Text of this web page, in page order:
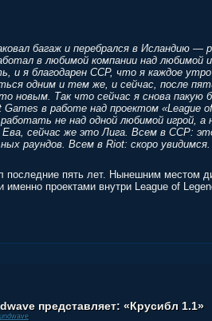
багаж и перебрался в Исландию
в любимой компании над любимой
и я благодарен CCP, что я каждое
одним и тем же, и сейчас, после
новым. Так что сейчас я снова пакую
Games в работе над проектом «League
не над одной любимой игрой, а
сейчас же это Лига. Всем в CCP:
раундов. Всем в Riot: скоро увидимся.
последние пять лет. Нынешним местом
проектами внутри League of
представляет: «Крусибл 1.1»